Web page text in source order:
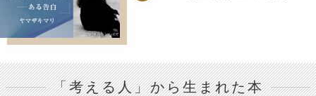
「考える人」から生まれた本